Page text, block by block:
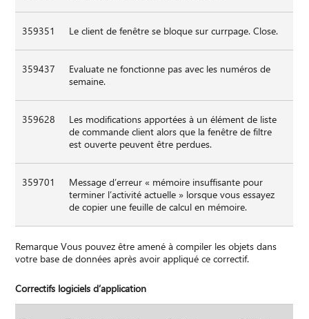
359351 Le client de fenêtre se bloque sur currpage. Close.
359437
Evaluate ne fonctionne pas avec les numéros de
semaine.
359628
Les modifications apportées à un élément de liste
de commande client alors que la fenêtre de filtre
est ouverte peuvent être perdues.
359701
Message d’erreur « mémoire insuffisante pour
terminer l’activité actuelle » lorsque vous essayez
de copier une feuille de calcul en mémoire.
Remarque Vous pouvez être amené à compiler les objets dans
votre base de données après avoir appliqué ce correctif.
Correctifs logiciels d’application